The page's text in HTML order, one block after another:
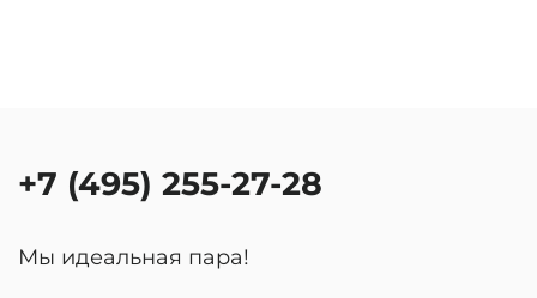
+7 (495) 255-27-28
Мы идеальная пара!